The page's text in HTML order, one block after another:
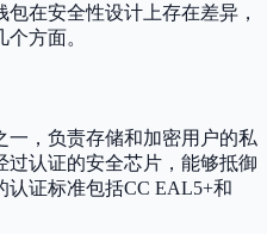
在安全性设计上存在差异，
方面。
一，负责存储和加密用户的私
认证的安全芯片，能够抵御
证标准包括CC EAL5+和